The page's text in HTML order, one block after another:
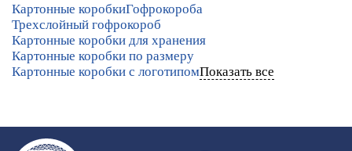
Картонные коробкиГофрокороба
Трехслойный гофрокороб
Картонные коробки для хранения
Картонные коробки по размеру
Картонные коробки с логотипомПоказать все